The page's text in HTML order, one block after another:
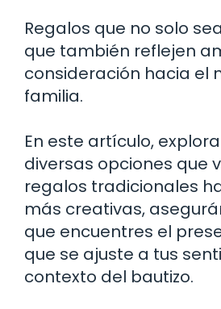
Regalos que no solo
que también reflejen
consideración hacia el
familia.
En este artículo,
diversas opciones que
regalos tradicionales
más creativas,
que encuentres el
que se ajuste a tus
contexto del bautizo.